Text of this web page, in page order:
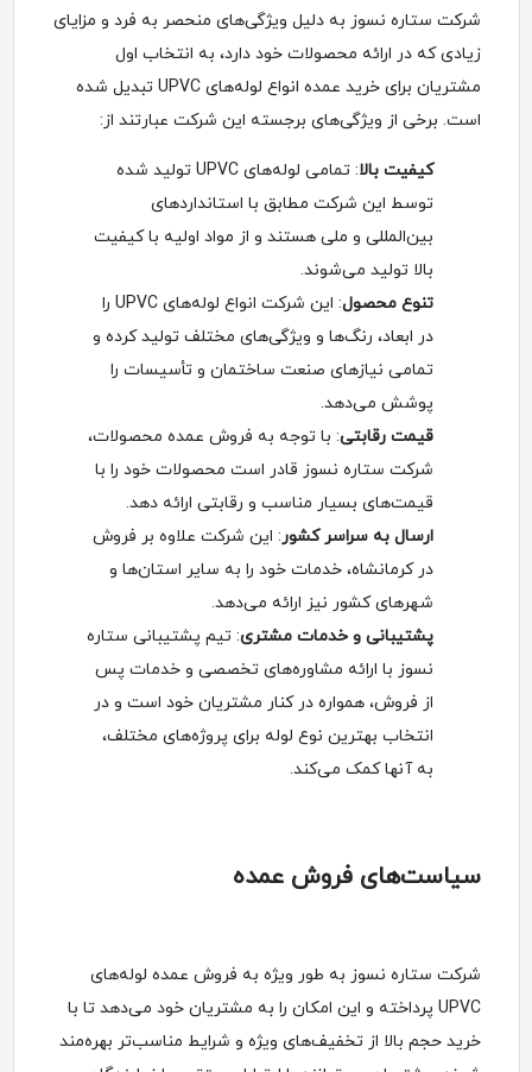
شرکت ستاره نسوز به دلیل ویژگی‌های منحصر به فرد و مزایای
زیادی که در ارائه محصولات خود دارد، به انتخاب اول
مشتریان برای خرید عمده انواع لوله‌های UPVC تبدیل شده
است. برخی از ویژگی‌های برجسته این شرکت عبارتند از:
کیفیت بالا
: تمامی لوله‌های UPVC تولید شده
توسط این شرکت مطابق با استانداردهای
بین‌المللی و ملی هستند و از مواد اولیه با کیفیت
بالا تولید می‌شوند.
تنوع محصول
: این شرکت انواع لوله‌های UPVC را
در ابعاد، رنگ‌ها و ویژگی‌های مختلف تولید کرده و
تمامی نیازهای صنعت ساختمان و تأسیسات را
پوشش می‌دهد.
قیمت رقابتی: با توجه به فروش عمده محصولات،
شرکت ستاره نسوز قادر است محصولات خود را با
قیمت‌های بسیار مناسب و رقابتی ارائه دهد.
ارسال به سراسر کشور: این شرکت علاوه بر فروش
در کرمانشاه، خدمات خود را به سایر استان‌ها و
شهرهای کشور نیز ارائه می‌دهد.
پشتیبانی و خدمات مشتری: تیم پشتیبانی ستاره
نسوز با ارائه مشاوره‌های تخصصی و خدمات پس
از فروش، همواره در کنار مشتریان خود است و در
انتخاب بهترین نوع لوله برای پروژه‌های مختلف،
به آنها کمک می‌کند.
سیاست‌های فروش عمده
شرکت ستاره نسوز به طور ویژه به فروش عمده لوله‌های
UPVC پرداخته و این امکان را به مشتریان خود می‌دهد تا با
خرید حجم بالا از تخفیف‌های ویژه و شرایط مناسب‌تر بهره‌مند